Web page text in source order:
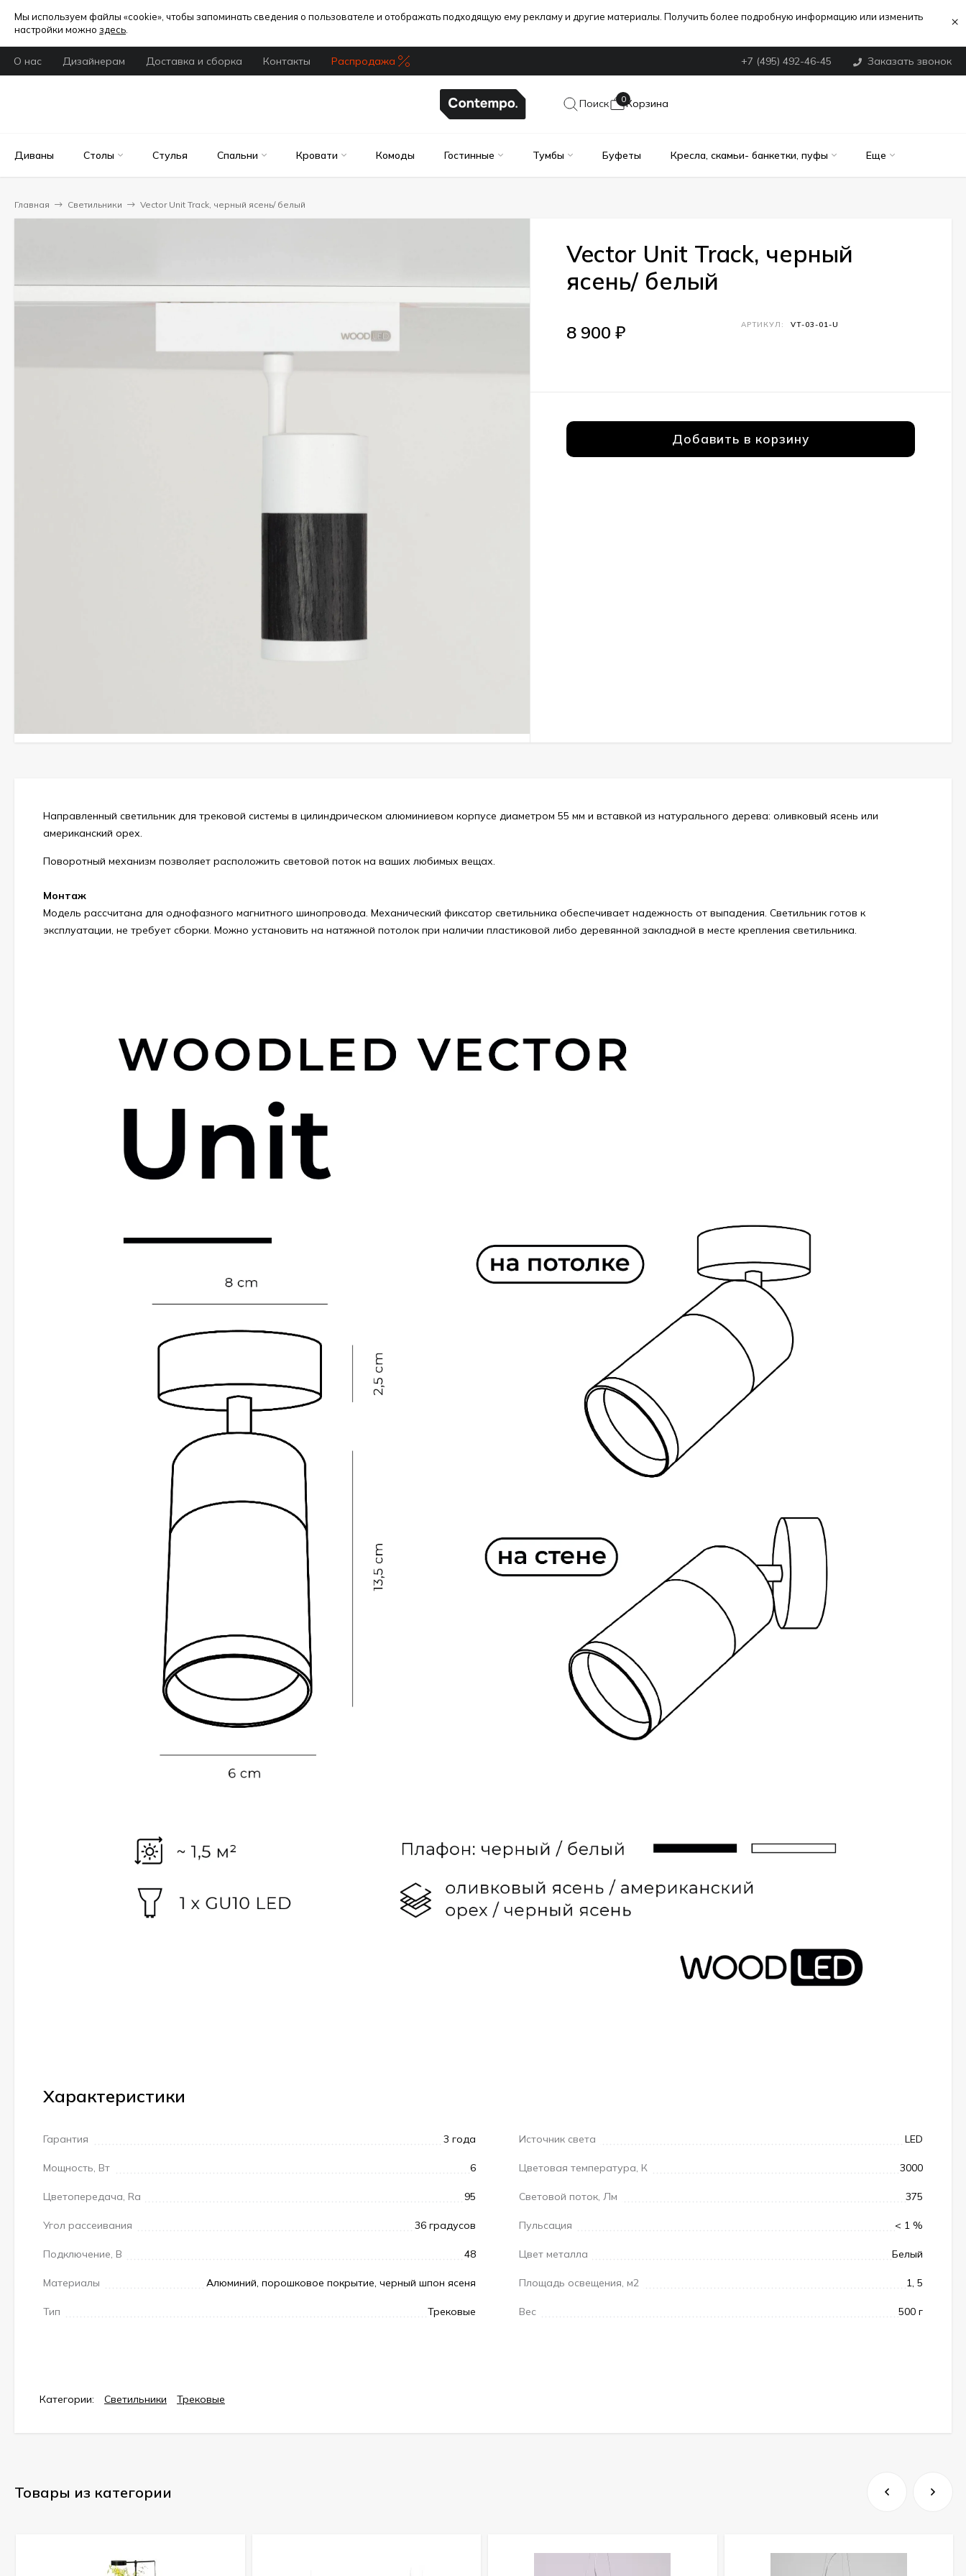
Мы используем файлы «cookie», чтобы запоминать сведения о пользователе и отображать подходящую ему рекламу и другие материалы. Получить более подробную информацию или изменить
настройки можно здесь ×
+7 (495) 492-46-45 Заказать звонок
О нас Дизайнерам Доставка и сборка Контакты Распродажа
Поиск Корзина
0
Диваны Столы Стулья Спальни Кровати Комоды Гостинные Тумбы Буфеты Кресла, скамьи- банкетки, пуфы Еще
Главная Светильники Vector Unit Track, черный ясень/ белый
Vector Unit Track, черный
ясень/ белый
8 900₽ АРТИКУЛ: VT-03-01-U
Добавить в корзину
Направленный светильник для трековой системы в цилиндрическом алюминиевом корпусе диаметром 55 мм и вставкой из натурального дерева: оливковый ясень или
американский орех.
Поворотный механизм позволяет расположить световой поток на ваших любимых вещах.
Монтаж
Модель рассчитана для однофазного магнитного шинопровода. Механический фиксатор светильника обеспечивает надежность от выпадения. Светильник готов к
эксплуатации, не требует сборки. Можно установить на натяжной потолок при наличии пластиковой либо деревянной закладной в месте крепления светильника.
Характеристики
Гарантия 3 года Источник света LED
Мощность, Вт 6 Цветовая температура, К 3000
Цветопередача, Ra 95 Световой поток, Лм 375
Угол рассеивания 36 градусов Пульсация < 1 %
Подключение, В 48 Цвет металла Белый
Материалы Алюминий, порошковое покрытие, черный шпон ясеня Площадь освещения, м2 1, 5
Тип Трековые Вес 500 г
Категории: Светильники Трековые
Товары из категории